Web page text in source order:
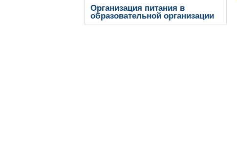
Организация питания в
образовательной организации